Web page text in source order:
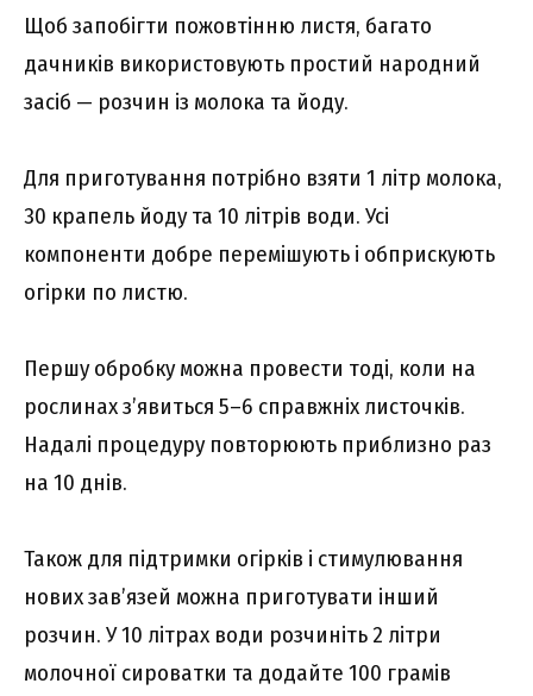
Щоб запобігти пожовтінню листя, багато
дачників використовують простий народний
засіб — розчин із молока та йоду.
Для приготування потрібно взяти 1 літр молока,
30 крапель йоду та 10 літрів води. Усі
компоненти добре перемішують і обприскують
огірки по листю.
Першу обробку можна провести тоді, коли на
рослинах з’явиться 5–6 справжніх листочків.
Надалі процедуру повторюють приблизно раз
на 10 днів.
Також для підтримки огірків і стимулювання
нових зав’язей можна приготувати інший
розчин. У 10 літрах води розчиніть 2 літри
молочної сироватки та додайте 100 грамів